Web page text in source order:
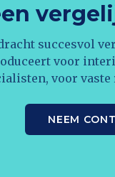
succesvol
voor
voor
NEEM